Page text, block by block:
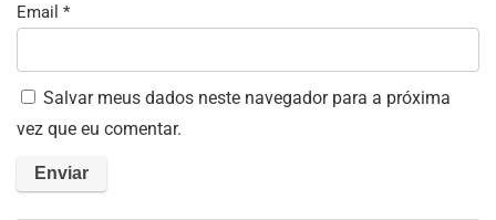
Email *
Salvar meus dados neste navegador para a próxima
vez que eu comentar.